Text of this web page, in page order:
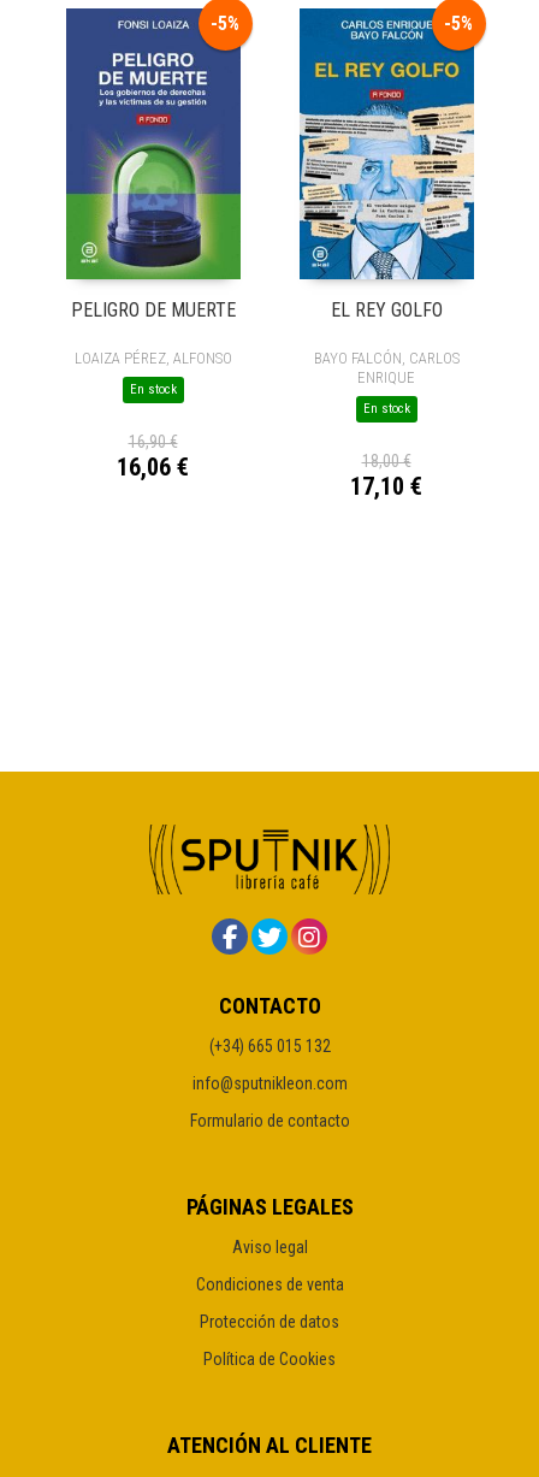
-5%
PELIGRO DE MUERTE
LOAIZA PÉREZ, ALFONSO
En stock
16,90 €
16,06 €
-5%
EL REY GOLFO
BAYO FALCÓN, CARLOS
ENRIQUE
En stock
18,00 €
17,10 €
CONTACTO
(+34) 665 015 132
info@sputnikleon.com
Formulario de contacto
PÁGINAS LEGALES
Aviso legal
Condiciones de venta
Protección de datos
Política de Cookies
ATENCIÓN AL CLIENTE